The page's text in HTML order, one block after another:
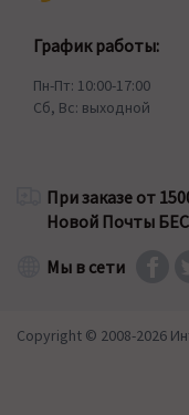
График работы:
Пн-Пт: 10:00-17:00
Сб, Вс: выходной
При заказе от
Новой Почты
Мы в сети
Copyright © 2008-2026